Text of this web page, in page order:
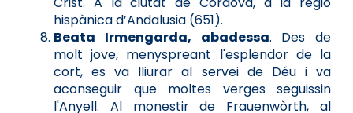
hispànica d’Andalusia (651).
Beata Irmengarda, abadessa. Des de
molt jove, menyspreant l'esplendor de la
cort, es va lliurar al servei de Déu i va
aconseguir que moltes verges seguissin
l'Anyell. Al monestir de Frauenwòrth, al